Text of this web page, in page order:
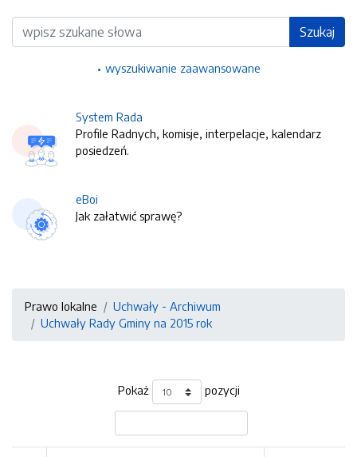
Wyszukiwarka Szukaj
wyszukiwanie zaawansowane
System Rada
Profile Radnych, komisje, interpelacje, kalendarz
posiedzeń.
eBoi
Jak załatwić sprawę?
Prawo lokalne
Uchwały - Archiwum
Uchwały Rady Gminy na 2015 rok
Pokaż pozycji